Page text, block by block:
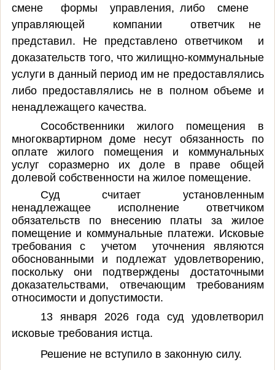
смене формы управления, либо смене
управляющей компании ответчик не
представил. Не представлено ответчиком и
доказательств того, что жилищно-коммунальные
услуги в данный период им не предоставлялись
либо предоставлялись не в полном объеме и
ненадлежащего качества.
Сособственники жилого помещения в
многоквартирном доме несут обязанность по
оплате жилого помещения и коммунальных
услуг соразмерно их доле в праве общей
долевой собственности на жилое помещение.
Суд считает установленным
ненадлежащее исполнение ответчиком
обязательств по внесению платы за жилое
помещение и коммунальные платежи. Исковые
требования с учетом уточнения являются
обоснованными и подлежат удовлетворению,
поскольку они подтверждены достаточными
доказательствами, отвечающим требованиям
относимости и допустимости.
13 января 2026 года суд удовлетворил
исковые требования истца.
Решение не вступило в законную силу.